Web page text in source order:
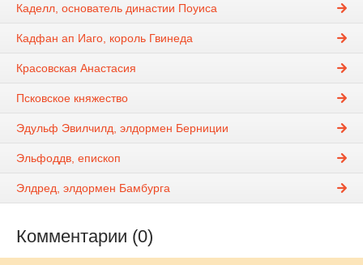
Каделл, основатель династии Поуиса
Кадфан ап Иаго, король Гвинеда
Красовская Анастасия
Псковское княжество
Эдульф Эвилчилд, элдормен Берниции
Эльфоддв, епископ
Элдред, элдормен Бамбурга
Комментарии (0)